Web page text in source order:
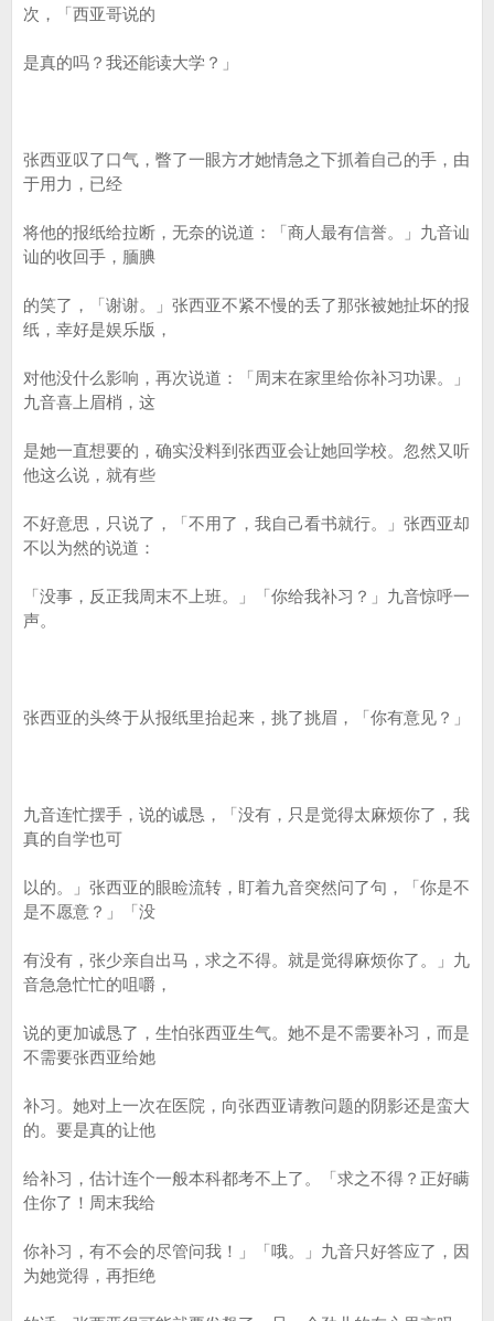
次，「西亚哥说的
是真的吗？我还能读大学？」
张西亚叹了口气，瞥了一眼方才她情急之下抓着自己的手，由
于用力，已经
将他的报纸给拉断，无奈的说道：「商人最有信誉。」九音讪
讪的收回手，腼腆
的笑了，「谢谢。」张西亚不紧不慢的丢了那张被她扯坏的报
纸，幸好是娱乐版，
对他没什么影响，再次说道：「周末在家里给你补习功课。」
九音喜上眉梢，这
是她一直想要的，确实没料到张西亚会让她回学校。忽然又听
他这么说，就有些
不好意思，只说了，「不用了，我自己看书就行。」张西亚却
不以为然的说道：
「没事，反正我周末不上班。」「你给我补习？」九音惊呼一
声。
张西亚的头终于从报纸里抬起来，挑了挑眉，「你有意见？」
九音连忙摆手，说的诚恳，「没有，只是觉得太麻烦你了，我
真的自学也可
以的。」张西亚的眼睑流转，盯着九音突然问了句，「你是不
是不愿意？」「没
有没有，张少亲自出马，求之不得。就是觉得麻烦你了。」九
音急急忙忙的咀嚼，
说的更加诚恳了，生怕张西亚生气。她不是不需要补习，而是
不需要张西亚给她
补习。她对上一次在医院，向张西亚请教问题的阴影还是蛮大
的。要是真的让他
给补习，估计连个一般本科都考不上了。「求之不得？正好瞒
住你了！周末我给
你补习，有不会的尽管问我！」「哦。」九音只好答应了，因
为她觉得，再拒绝